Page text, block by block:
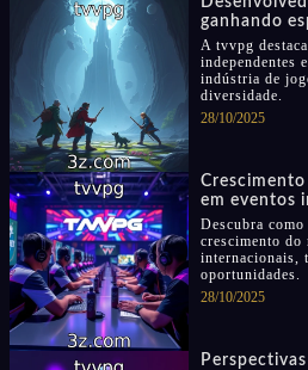
ganhando
A tvvpg
independentes
indústria de
diversidade.
28/10/2025
em eventos
Descubra
crescimento do
internacionais,
oportunidades.
28/10/2025